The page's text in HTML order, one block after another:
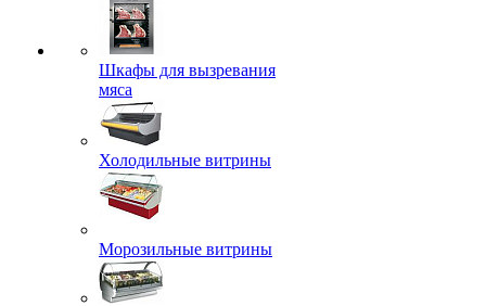
Шкафы для вызревания
мяса
Холодильные витрины
Морозильные витрины